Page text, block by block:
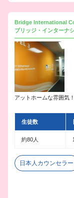
Bridge International
ブリッジ・インターナ
アットホームな雰囲気
生徒数
約80人
日本人カウンセラー